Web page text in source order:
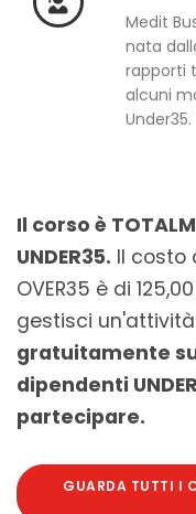
Medit
nata
rapporti
alcuni
Under35.
Il corso è
UNDER35. Il costo
OVER35 è di
gestisci
gratuitamente
dipendenti
partecipare.
GUARDA TUTTI I